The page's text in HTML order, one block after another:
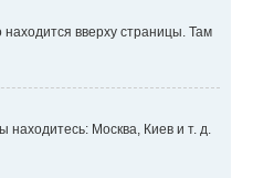
находится вверху страницы. Там
Москва, Киев и т. д.